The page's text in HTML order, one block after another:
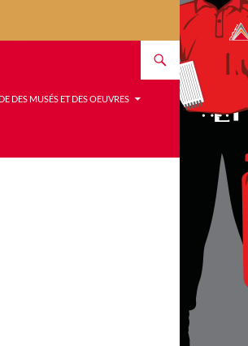
DES MUSÉS ET DES OEUVRES